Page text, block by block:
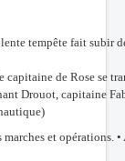
tempête fait subir
capitaine de Rose se
Drouot, capitaine
marches et opérations.